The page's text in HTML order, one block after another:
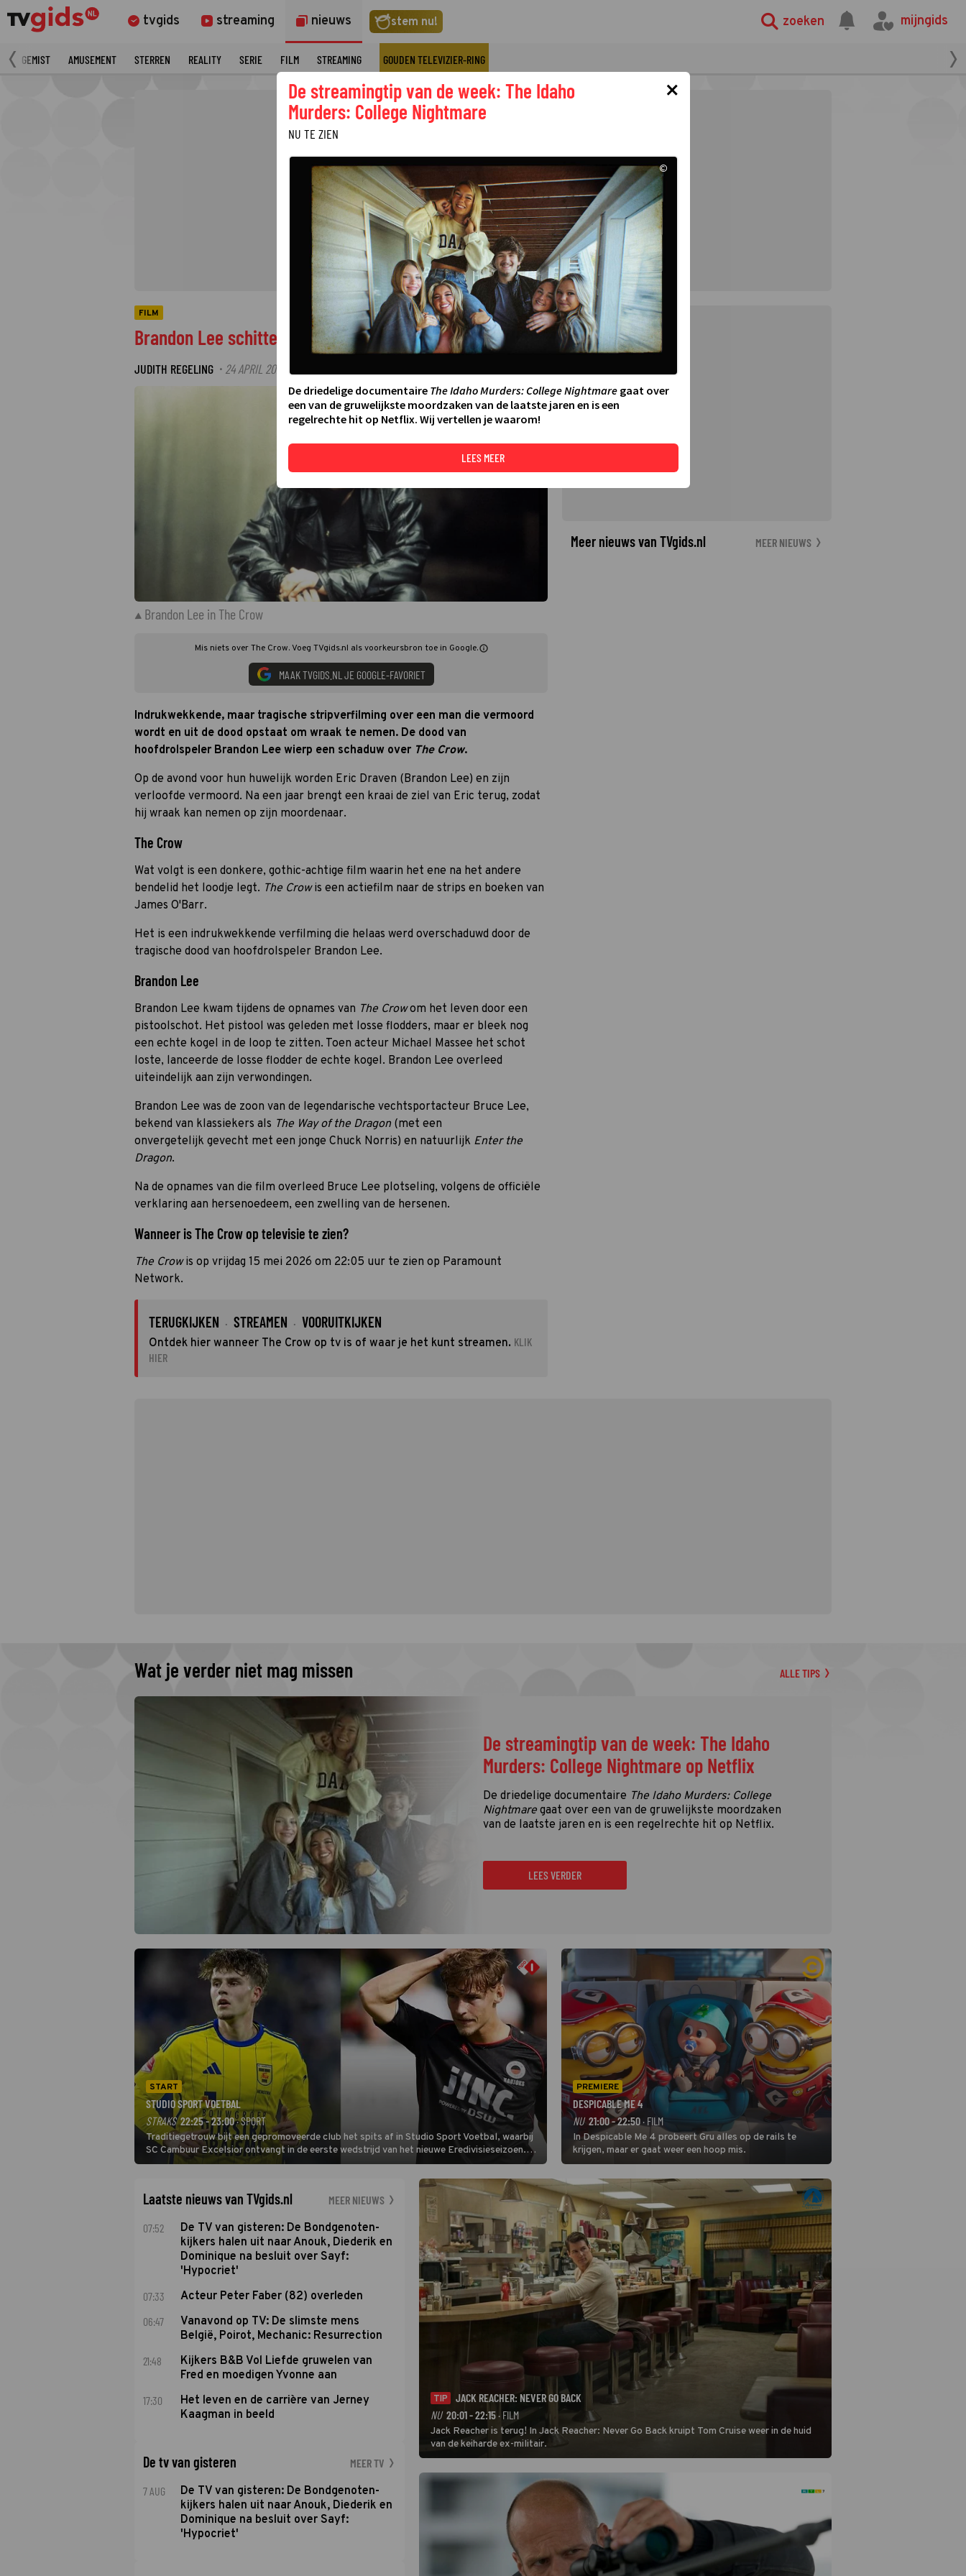
tvgids streaming nieuws stem nu! zoeken mijngids
GEMIST AMUSEMENT STERREN REALITY SERIE FILM STREAMING GOUDEN TELEVIZIER-RING
FILM
Brandon Lee schittert als Eric Draven in The Crow
JUDITH REGELING · 24 APRIL 2026 08:15
©
Brandon Lee in The Crow
Mis niets over The Crow. Voeg TVgids.nl als voorkeursbron toe in Google.
MAAK TVGIDS.NL JE GOOGLE-FAVORIET
Indrukwekkende, maar tragische stripverfilming over een man die vermoord
wordt en uit de dood opstaat om wraak te nemen. De dood van
hoofdrolspeler Brandon Lee wierp een schaduw over The Crow.
Op de avond voor hun huwelijk worden Eric Draven (Brandon Lee) en zijn
verloofde vermoord. Na een jaar brengt een kraai de ziel van Eric terug, zodat
hij wraak kan nemen op zijn moordenaar.
The Crow
Wat volgt is een donkere, gothic-achtige film waarin het ene na het andere
bendelid het loodje legt. The Crowis een actiefilm naar de strips en boeken van
James O'Barr.
Het is een indrukwekkende verfilming die helaas werd overschaduwd door de
tragische dood van hoofdrolspeler Brandon Lee.
Brandon Lee
Brandon Lee kwam tijdens de opnames van The Crowom het leven door een
pistoolschot. Het pistool was geleden met losse flodders, maar er bleek nog
een echte kogel in de loop te zitten. Toen acteur Michael Massee het schot
loste, lanceerde de losse flodder de echte kogel. Brandon Lee overleed
uiteindelijk aan zijn verwondingen.
Brandon Lee was de zoon van de legendarische vechtsportacteur Bruce Lee,
bekend van klassiekers als The Way of the Dragon (met een
onvergetelijk gevecht met een jonge Chuck Norris) en natuurlijk Enter the
Dragon.
Na de opnames van die film overleed Bruce Lee plotseling, volgens de officiële
verklaring aan hersenoedeem, een zwelling van de hersenen.
Wanneer is The Crow op televisie te zien?
The Crowis op vrijdag 15 mei 2026 om 22:05 uur te zien op Paramount
Network.
TERUGKIJKEN · STREAMEN · VOORUITKIJKEN
Ontdek hier wanneer The Crow op tv is of waar je het kunt streamen. KLIK
HIER
Meer nieuws van TVgids.nl MEER NIEUWS
Wat je verder niet mag missen ALLE TIPS
De streamingtip van de week: The Idaho
Murders: College Nightmare op Netflix
De driedelige documentaire The Idaho Murders: College
Nightmare gaat over een van de gruwelijkste moordzaken
van de laatste jaren en is een regelrechte hit op Netflix.
LEES VERDER
START
STUDIO SPORT VOETBAL
STRAKS 22:25 - 23:00· SPORT
Traditiegetrouw bijt een gepromoveerde club het spits af in Studio Sport Voetbal, waarbij
SC Cambuur Excelsior ontvangt in de eerste wedstrijd van het nieuwe Eredivisieseizoen.
De nieuwe oefenmeester is Johan Plat en hij wil aanvallend voetballen.
PREMIERE
DESPICABLE ME 4
NU 21:00 - 22:50· FILM
In Despicable Me 4 probeert Gru alles op de rails te
krijgen, maar er gaat weer een hoop mis.
Laatste nieuws van TVgids.nl MEER NIEUWS
07:52
De TV van gisteren: De Bondgenoten-
kijkers halen uit naar Anouk, Diederik en
Dominique na besluit over Sayf:
'Hypocriet'
07:33 Acteur Peter Faber (82) overleden
06:47
Vanavond op TV: De slimste mens
België, Poirot, Mechanic: Resurrection
21:48
Kijkers B&B Vol Liefde gruwelen van
Fred en moedigen Yvonne aan
17:30
Het leven en de carrière van Jerney
Kaagman in beeld
De tv van gisteren MEER TV
7 AUG
De TV van gisteren: De Bondgenoten-
kijkers halen uit naar Anouk, Diederik en
Dominique na besluit over Sayf:
'Hypocriet'
TIP
JACK REACHER: NEVER GO BACK
NU 20:01 - 22:15· FILM
Jack Reacher is terug! In Jack Reacher: Never Go Back kruipt Tom Cruise weer in de huid
van de keiharde ex-militair.
×
De streamingtip van de week: The Idaho
Murders: College Nightmare
NU TE ZIEN
©
De driedelige documentaire The Idaho Murders: College Nightmaregaat over
een van de gruwelijkste moordzaken van de laatste jaren en is een
regelrechte hit op Netflix. Wij vertellen je waarom!
LEES MEER